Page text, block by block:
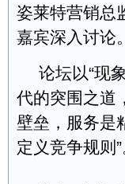
姿莱特营销总
嘉宾深入讨论。
论坛以“现
代的突围之道
壁垒，服务是
定义竞争规则